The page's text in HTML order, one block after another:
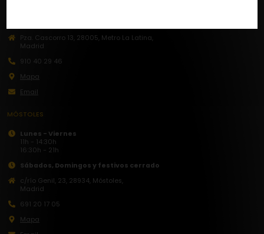
Pza. Cascorro 13, 28005, Metro La Latina,
Madrid
910 40 29 46
Mapa
Email
MÓSTOLES
Lunes - Viernes
11h - 14:30h
16:30h - 21h
Sábados, Domingos y festivos cerrado
c/río Genil, 23, 28934, Móstoles,
Madrid
691 20 17 05
Mapa